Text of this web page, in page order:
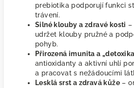
prebiotika podporují funkci
trávení.
Silné klouby a zdravé kosti –
udržet klouby pružné a
pohyb.
Přirozená imunita a
antioxidanty a aktivní uhlí
a pracovat s nežádoucími
Lesklá srst a zdravá kůže –